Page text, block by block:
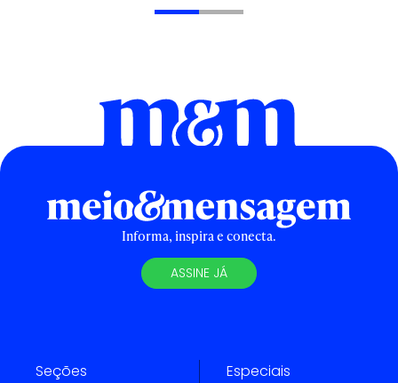
Informa, inspira e conecta.
ASSINE JÁ
Seções Especiais